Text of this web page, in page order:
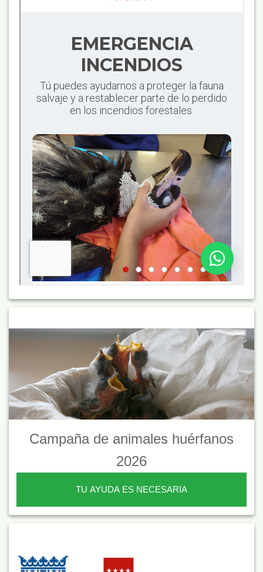
Campaña de animales huérfanos
2026
TU AYUDA ES NECESARIA